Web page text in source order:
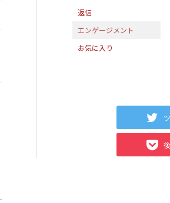
返信
エンゲージメント
お気に入り